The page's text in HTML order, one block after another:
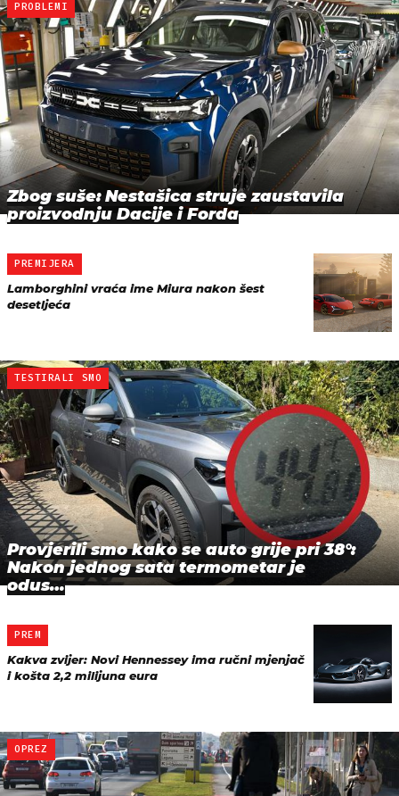
PROBLEMI
Zbog suše: Nestašica struje zaustavila
proizvodnju Dacije i Forda
PREMIJERA
Lamborghini vraća ime Miura nakon šest
desetljeća
TESTIRALI SMO
Provjerili smo kako se auto grije pri 38°:
Nakon jednog sata termometar je
odus…
PREM
Kakva zvijer: Novi Hennessey ima ručni mjenjač
i košta 2,2 milijuna eura
OPREZ